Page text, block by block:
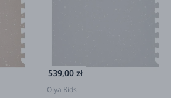
539,00 zł
Olya Kids